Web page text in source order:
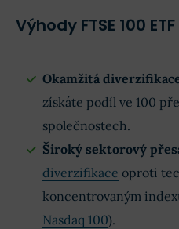
Výhody FTSE 100 ETF
Okamžitá
získáte podíl ve 100
společnostech.
Široký sektorový
diverzifikace oproti
koncentrovaným
Nasdaq 100).